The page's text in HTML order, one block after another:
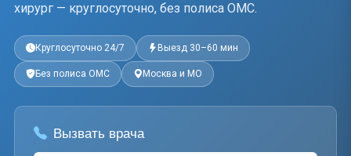
хирург — круглосуточно, без полиса ОМС.
Круглосуточно 24/7 Выезд 30–60 мин
Без полиса ОМС Москва и МО
Вызвать врача